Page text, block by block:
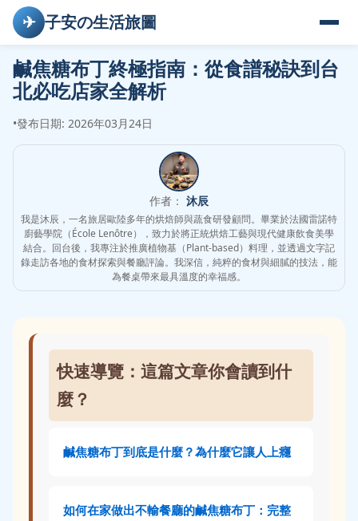
✈ 子安の生活旅圖
鹹焦糖布丁終極指南：從食譜秘訣到台
北必吃店家全解析
•發布日期: 2026年03月24日
作者： 沐辰
我是沐辰，一名旅居歐陸多年的烘焙師與蔬食研發顧問。畢業於法國雷諾特
廚藝學院（École Lenôtre），致力於將正統烘焙工藝與現代健康飲食美學
結合。回台後，我專注於推廣植物基（Plant-based）料理，並透過文字記
錄走訪各地的食材探索與餐廳評論。我深信，純粹的食材與細膩的技法，能
為餐桌帶來最具溫度的幸福感。
快速導覽：這篇文章你會讀到什
麼？
鹹焦糖布丁到底是什麼？為什麼它讓人上癮
如何在家做出不輸餐廳的鹹焦糖布丁：完整